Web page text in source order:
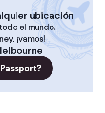
ubicación
el mundo.
¡vamos!